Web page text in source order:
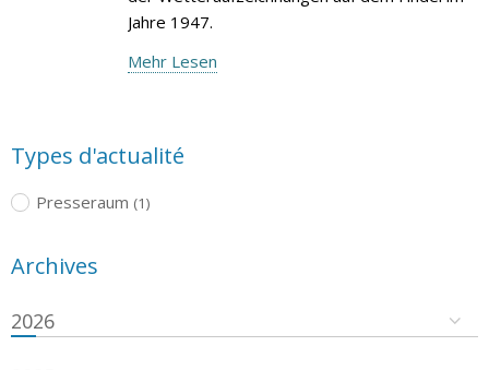
Jahre 1947.
Mehr Lesen
Types d'actualité
Presseraum (1)
Archives
2026